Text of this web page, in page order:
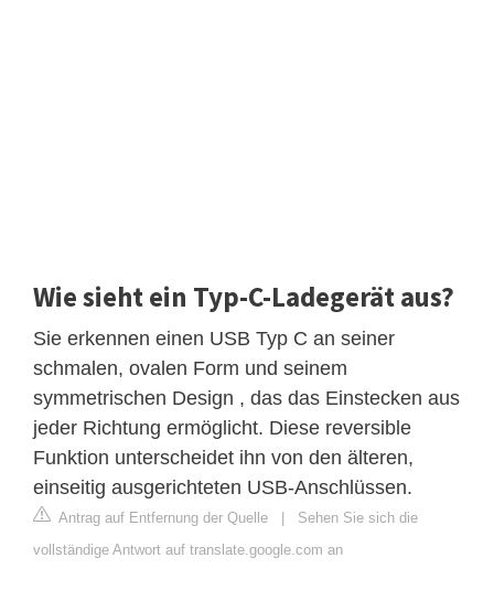
Wie sieht ein Typ-C-Ladegerät aus?
Sie erkennen einen USB Typ C an seiner
schmalen, ovalen Form und seinem
symmetrischen Design , das das Einstecken aus
jeder Richtung ermöglicht. Diese reversible
Funktion unterscheidet ihn von den älteren,
einseitig ausgerichteten USB-Anschlüssen.
Antrag auf Entfernung der Quelle | Sehen Sie sich die
vollständige Antwort auf translate.google.com an